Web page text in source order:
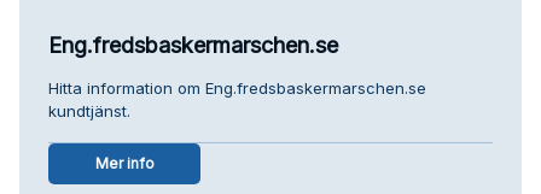
Eng.fredsbaskermarschen.se
Hitta information om Eng.fredsbaskermarschen.se
kundtjänst.
Mer info